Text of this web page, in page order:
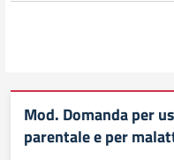
Mod. Domanda per
parentale e per